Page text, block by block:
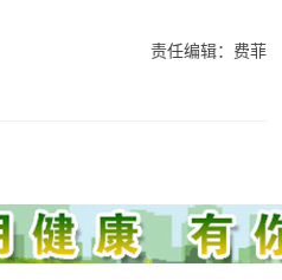
责任编辑：费菲